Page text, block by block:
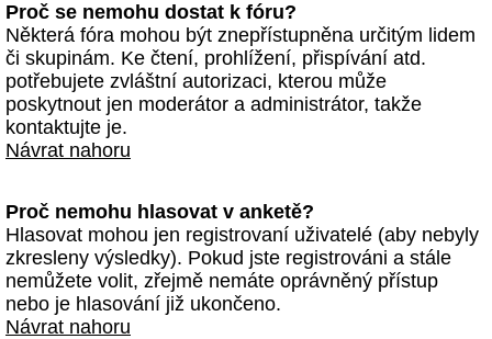
Proč se nemohu dostat k fóru?
Některá fóra mohou být znepřístupněna určitým lidem
či skupinám. Ke čtení, prohlížení, přispívání atd.
potřebujete zvláštní autorizaci, kterou může
poskytnout jen moderátor a administrátor, takže
kontaktujte je.
Návrat nahoru
Proč nemohu hlasovat v anketě?
Hlasovat mohou jen registrovaní uživatelé (aby nebyly
zkresleny výsledky). Pokud jste registrováni a stále
nemůžete volit, zřejmě nemáte oprávněný přístup
nebo je hlasování již ukončeno.
Návrat nahoru